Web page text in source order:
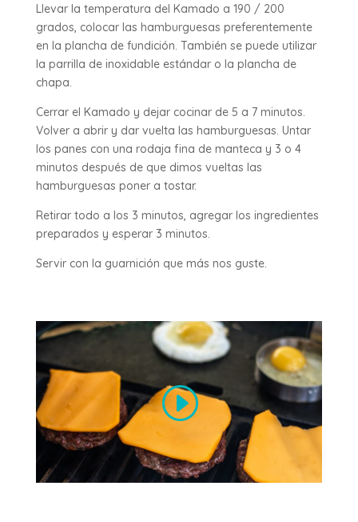
Llevar la temperatura del Kamado a 190 / 200
grados, colocar las hamburguesas preferentemente
en la plancha de fundición. También se puede utilizar
la parrilla de inoxidable estándar o la plancha de
chapa.
Cerrar el Kamado y dejar cocinar de 5 a 7 minutos.
Volver a abrir y dar vuelta las hamburguesas. Untar
los panes con una rodaja fina de manteca y 3 o 4
minutos después de que dimos vueltas las
hamburguesas poner a tostar.
Retirar todo a los 3 minutos, agregar los ingredientes
preparados y esperar 3 minutos.
Servir con la guarnición que más nos guste.